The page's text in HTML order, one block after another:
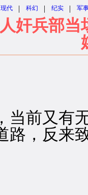
现代 | 科幻 | 纪实 | 军
奸兵部
前又有无
路，反来